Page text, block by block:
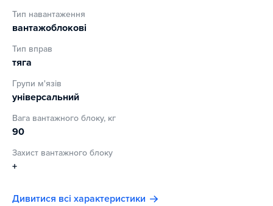
Тип навантаження
вантажоблокові
Тип вправ
тяга
Групи м'язів
універсальний
Вага вантажного блоку, кг
90
Захист вантажного блоку
+
Дивитися всі характеристики